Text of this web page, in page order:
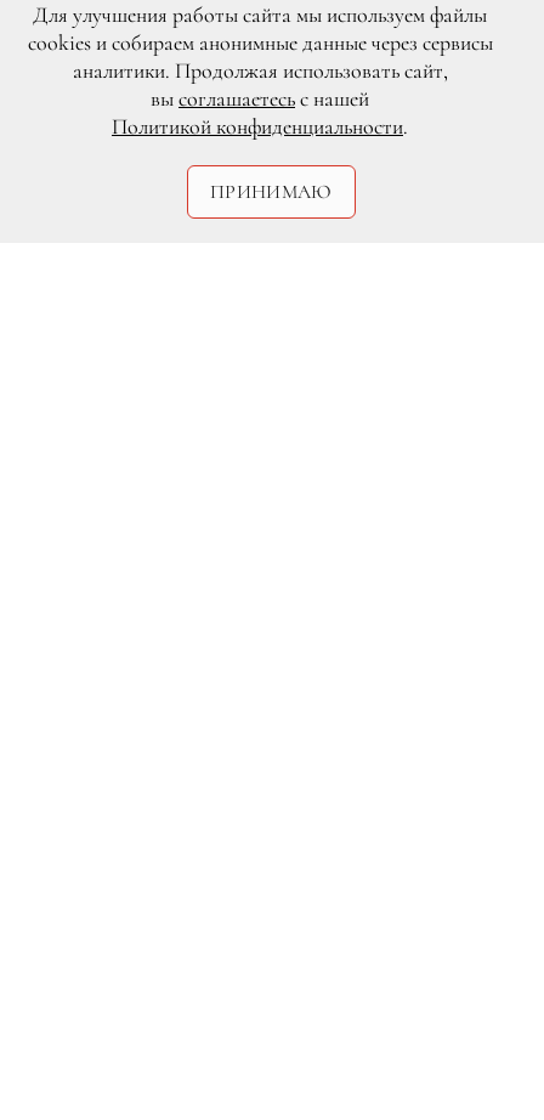
Для улучшения работы сайта мы используем файлы
cookies и собираем анонимные данные через сервисы
аналитики. Продолжая использовать сайт,
высоглашаетесьс нашей
Политикой конфиденциальности.
ПРИНИМАЮ